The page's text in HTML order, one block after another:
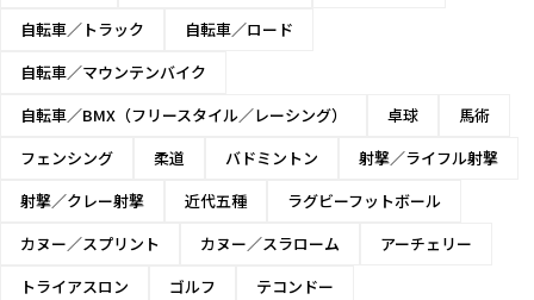
自転車／トラック
自転車／ロード
自転車／マウンテンバイク
自転車／BMX（フリースタイル／レーシング）
卓球
馬術
フェンシング
柔道 バドミントン
射撃／ライフル射撃
射撃／クレー射撃
近代五種
ラグビーフットボール
カヌー／スプリント
カヌー／スラローム
アーチェリー
トライアスロン
ゴルフ
テコンドー